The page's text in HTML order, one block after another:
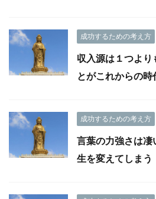
成功するための考え方
収入源は１つより
とがこれからの
成功するための考え方
言葉の力強さは凄
生を変えてしまう